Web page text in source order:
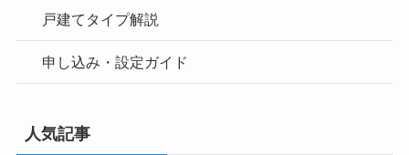
戸建てタイプ解説
申し込み・設定ガイド
人気記事